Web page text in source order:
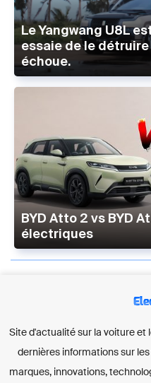
Le Yangwang U8L
essaie de le
échoue.
BYD Atto 2 vs BYD
électriques
Site d'actualité sur la voiture et
dernières informations sur
marques, innovations,